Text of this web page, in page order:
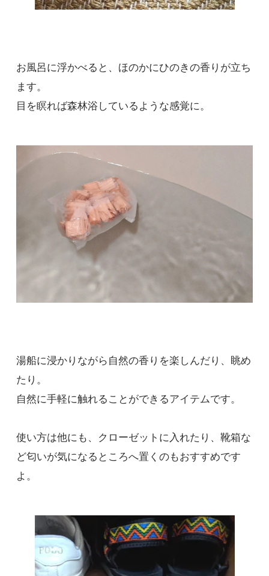
お風呂に浮かべると、ほのかにひのきの香りが立ち
ます。
目を瞑れば森林浴しているような感覚に。
湯船に浸かりながら自然の香りを楽しんだり、眺め
たり。
自然に手軽に触れることができるアイテムです。
使い方は他にも、クローゼットに入れたり、靴箱な
ど匂いが気になるところへ置くのもおすすめです
よ。